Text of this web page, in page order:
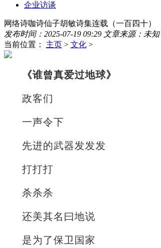
企业访谈
网络诗咖诗仙子胡敏诗集连载（一百四十）
发布时间：2025-07-19 09:29 文章来源：未知
当前位置： 主页 > 文化 >
《谁曾真爱过地球》
政客们
一声令下
先进的武器发发发
打打打
杀杀杀
还美其名曰地说
是为了保卫国家